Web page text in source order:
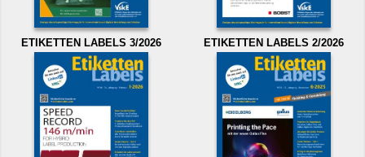
ETIKETTEN LABELS 3/2026 ETIKETTEN LABELS 2/2026